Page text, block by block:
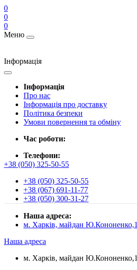
0
0
0
Меню
Інформація
Інформація
Про нас
Інформація про доставку
Політика безпеки
Умови повернення та обміну
Час роботи:
Телефони:
+38 (050) 325-50-55
+38 (050) 325-50-55
+38 (067) 691-11-77
+38 (050) 300-31-27
Наша адреса:
м. Харків, майдан Ю.Кононенко,1
Наша адреса
м. Харків, майдан Ю.Кононенко,1